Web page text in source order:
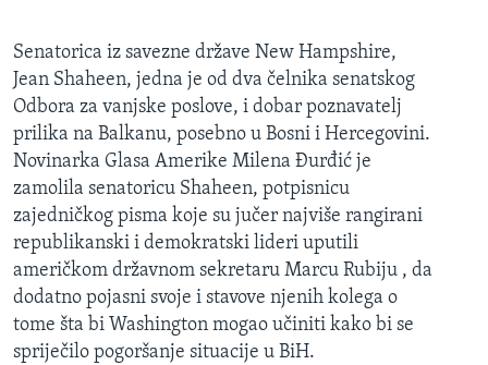
Senatorica iz savezne države New Hampshire,
Jean Shaheen, jedna je od dva čelnika senatskog
Odbora za vanjske poslove, i dobar poznavatelj
prilika na Balkanu, posebno u Bosni i Hercegovini.
Novinarka Glasa Amerike Milena Đurđić je
zamolila senatoricu Shaheen, potpisnicu
zajedničkog pisma koje su jučer najviše rangirani
republikanski i demokratski lideri uputili
američkom državnom sekretaru Marcu Rubiju , da
dodatno pojasni svoje i stavove njenih kolega o
tome šta bi Washington mogao učiniti kako bi se
spriječilo pogoršanje situacije u BiH.